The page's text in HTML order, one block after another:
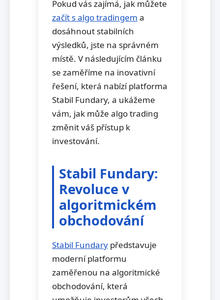
Pokud vás zajímá, jak můžete
začít s algo tradingem a
dosáhnout stabilních
výsledků, jste na správném
místě. V následujícím článku
se zaměříme na inovativní
řešení, která nabízí platforma
Stabil Fundary, a ukážeme
vám, jak může algo trading
změnit váš přístup k
investování.
Stabil Fundary:
Revoluce v
algoritmickém
obchodování
Stabil Fundary představuje
moderní platformu
zaměřenou na algoritmické
obchodování, která